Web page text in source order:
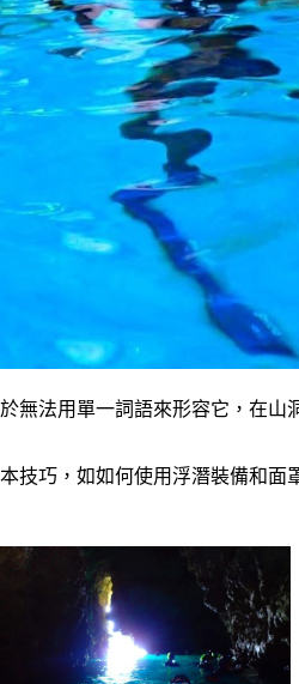
無法用單一詞語來形容它，在山
技巧，如如何使用浮潛裝備和面